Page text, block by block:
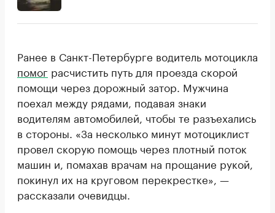
Ранее в Санкт-Петербурге водитель мотоцикла
помог расчистить путь для проезда скорой
помощи через дорожный затор. Мужчина
поехал между рядами, подавая знаки
водителям автомобилей, чтобы те разъехались
в стороны. «За несколько минут мотоциклист
провел скорую помощь через плотный поток
машин и, помахав врачам на прощание рукой,
покинул их на круговом перекрестке», —
рассказали очевидцы.